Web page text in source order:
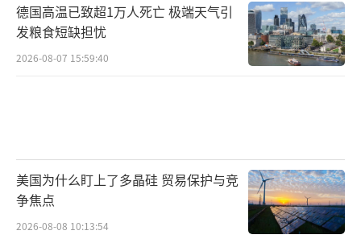
德国高温已致超1万人死亡 极端天气引
发粮食短缺担忧
2026-08-07 15:59:40
美国为什么盯上了多晶硅 贸易保护与竞
争焦点
2026-08-08 10:13:54